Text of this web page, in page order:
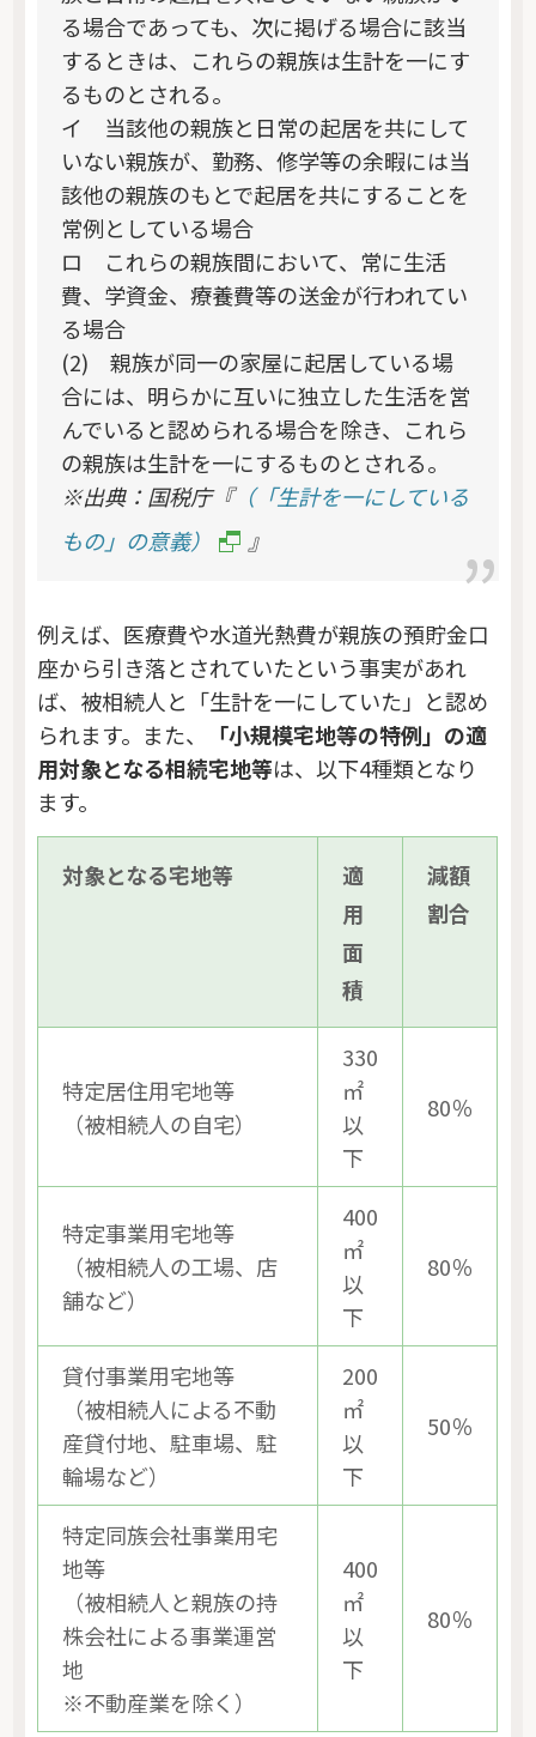
る場合であっても、次に掲げる場合に該当
するときは、これらの親族は生計を一にす
るものとされる。
イ 当該他の親族と日常の起居を共にして
いない親族が、勤務、修学等の余暇には当
該他の親族のもとで起居を共にすることを
常例としている場合
ロ これらの親族間において、常に生活
費、学資金、療養費等の送金が行われてい
る場合
(2) 親族が同一の家屋に起居している場
合には、明らかに互いに独立した生活を営
んでいると認められる場合を除き、これら
の親族は生計を一にするものとされる。
※出典：国税庁『（「生計を一にしている
もの」の意義）
』
例えば、医療費や水道光熱費が親族の預貯金口
座から引き落とされていたという事実があれ
ば、被相続人と「生計を一にしていた」と認め
られます。また、
「小規模宅地等の特例」の適
用対象となる相続宅地等は、以下4種類となり
ます。
対象となる宅地等
適
用
面
積
減額
割合
特定居住用宅地等
（被相続人の自宅）
330
㎡
以
下
80％
特定事業用宅地等
（被相続人の工場、店
舗など）
400
㎡
以
下
80％
貸付事業用宅地等
（被相続人による不動
産貸付地、駐車場、駐
輪場など）
200
㎡
以
下
50％
特定同族会社事業用宅
地等
（被相続人と親族の持
株会社による事業運営
地
※不動産業を除く）
400
㎡
以
下
80％